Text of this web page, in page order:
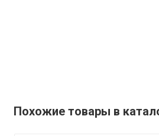
Похожие товары в